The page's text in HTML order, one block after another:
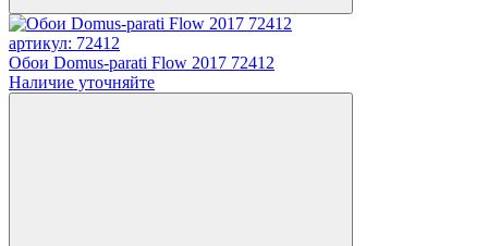
артикул: 72412
Обои Domus-parati Flow 2017 72412
Наличие уточняйте